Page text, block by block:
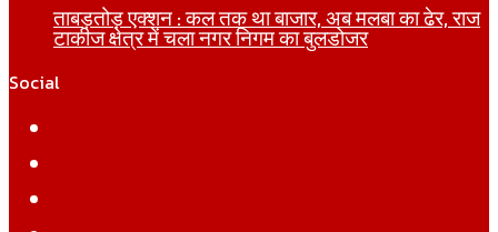
ताबड़तोड़ एक्शन : कल तक था बाजार, अब मलबा का ढेर, राज
टाकीज क्षेत्र में चला नगर निगम का बुलडोजर
Social